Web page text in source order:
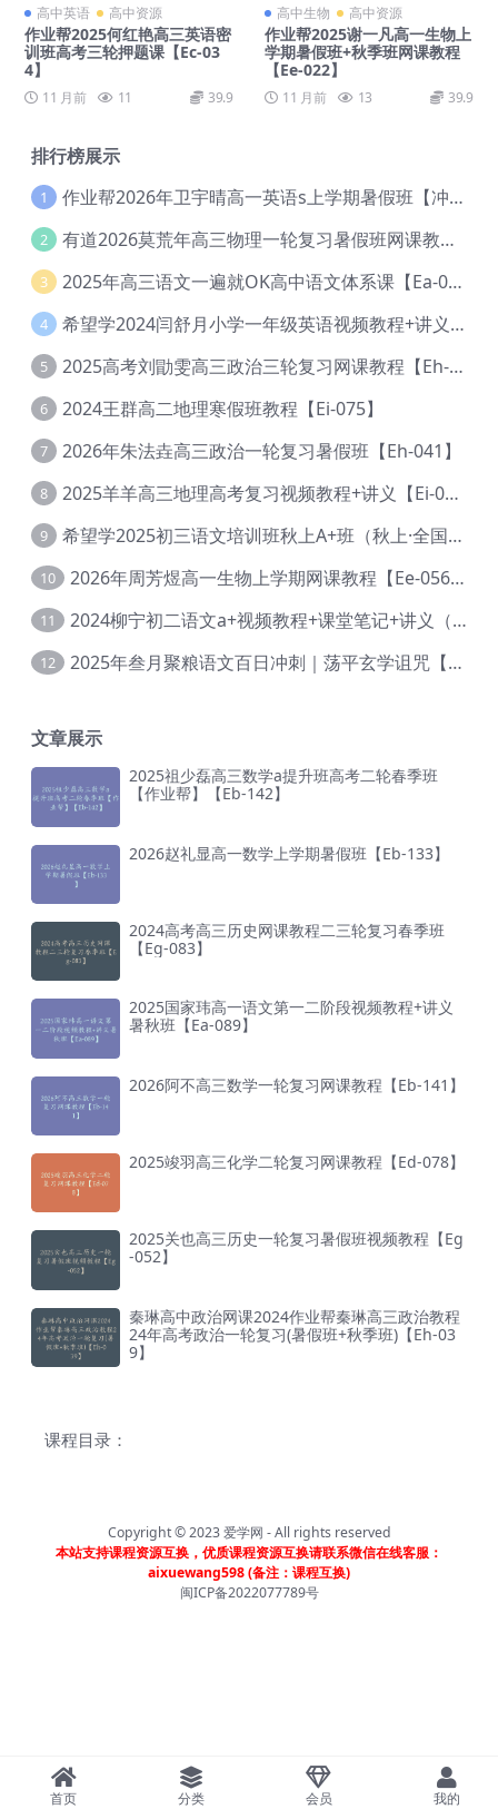
高中英语 高中资源
作业帮2025何红艳高三英语密
训班高考三轮押题课【Ec-03
4】
11 月前 11 39.9
高中生物 高中资源
作业帮2025谢一凡高一生物上
学期暑假班+秋季班网课教程
【Ee-022】
11 月前 13 39.9
排行榜展示
1 作业帮2026年卫宇晴高一英语s上学期暑假班【冲顶班】【Ec-003】
2 有道2026莫荒年高三物理一轮复习暑假班网课教程【Ef-044】
3 2025年高三语文一遍就OK高中语文体系课【Ea-028】
4 希望学2024闫舒月小学一年级英语视频教程+讲义【Cc-004】
5 2025高考刘勖雯高三政治三轮复习网课教程【Eh-061】
6 2024王群高二地理寒假班教程【Ei-075】
7 2026年朱法垚高三政治一轮复习暑假班【Eh-041】
8 2025羊羊高三地理高考复习视频教程+讲义【Ei-051】
9 希望学2025初三语文培训班秋上A+班（秋上·全国版·A+）【Da-031】
10 2026年周芳煜高一生物上学期网课教程【Ee-056】
11 2024柳宁初二语文a+视频教程+课堂笔记+讲义（暑假班+秋季班）【Da-003】
12 2025年叁月聚粮语文百日冲刺｜荡平玄学诅咒【Ea-001】
文章展示
2025祖少磊高三数学a提升班高考二轮春季班
【作业帮】【Eb-142】
2026赵礼显高一数学上学期暑假班【Eb-133】
2024高考高三历史网课教程二三轮复习春季班
【Eg-083】
2025国家玮高一语文第一二阶段视频教程+讲义
暑秋班【Ea-089】
2026阿不高三数学一轮复习网课教程【Eb-141】
2025竣羽高三化学二轮复习网课教程【Ed-078】
2025关也高三历史一轮复习暑假班视频教程【Eg
-052】
秦琳高中政治网课2024作业帮秦琳高三政治教程
24年高考政治一轮复习(暑假班+秋季班)【Eh-03
9】
课程目录：
Copyright © 2023爱学网 - All rights reserved
本站支持课程资源互换，优质课程资源互换请联系微信在线客服：
aixuewang598 (备注：课程互换)
闽ICP备2022077789号